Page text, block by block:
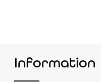
Information